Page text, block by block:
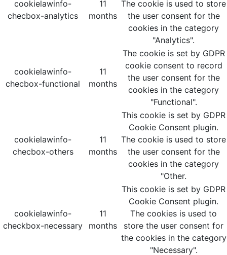
cookielawinfo-
checbox-analytics
11
months
The cookie is used to store
the user consent for the
cookies in the category
"Analytics".
cookielawinfo-
checbox-functional
11
months
The cookie is set by GDPR
cookie consent to record
the user consent for the
cookies in the category
"Functional".
cookielawinfo-
checbox-others
11
months
This cookie is set by GDPR
Cookie Consent plugin.
The cookie is used to store
the user consent for the
cookies in the category
"Other.
cookielawinfo-
checkbox-necessary
11
months
This cookie is set by GDPR
Cookie Consent plugin.
The cookies is used to
store the user consent for
the cookies in the category
"Necessary".